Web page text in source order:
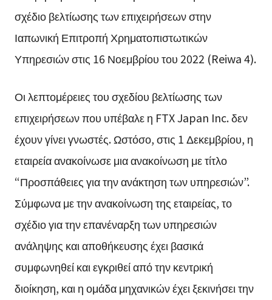
σχέδιο βελτίωσης των επιχειρήσεων στην
Ιαπωνική Επιτροπή Χρηματοπιστωτικών
Υπηρεσιών στις 16 Νοεμβρίου του 2022 (Reiwa 4).
Οι λεπτομέρειες του σχεδίου βελτίωσης των
επιχειρήσεων που υπέβαλε η FTX Japan Inc. δεν
έχουν γίνει γνωστές. Ωστόσο, στις 1 Δεκεμβρίου, η
εταιρεία ανακοίνωσε μια ανακοίνωση με τίτλο
“Προσπάθειες για την ανάκτηση των υπηρεσιών”.
Σύμφωνα με την ανακοίνωση της εταιρείας, το
σχέδιο για την επανέναρξη των υπηρεσιών
ανάληψης και αποθήκευσης έχει βασικά
συμφωνηθεί και εγκριθεί από την κεντρική
διοίκηση, και η ομάδα μηχανικών έχει ξεκινήσει την